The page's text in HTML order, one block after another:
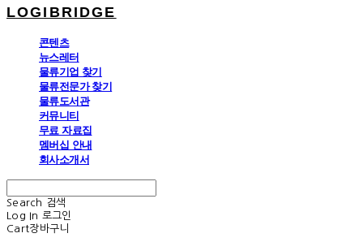
LOGIBRIDGE
콘텐츠
뉴스레터
물류기업 찾기
물류전문가 찾기
물류도서관
커뮤니티
무료 자료집
멤버십 안내
회사소개서
Search
검색
Log In 로그인
Cart장바구니